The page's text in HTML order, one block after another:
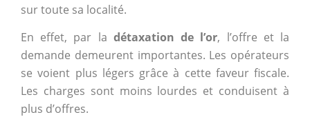
sur toute sa localité.
En effet, par la détaxation de l’or, l’offre et la
demande demeurent importantes. Les opérateurs
se voient plus légers grâce à cette faveur fiscale.
Les charges sont moins lourdes et conduisent à
plus d’offres.